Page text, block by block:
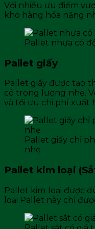
Với nhiều ưu điểm
kho hàng hóa nặng
Pallet nhựa có
Pallet giấy
Pallet giấy được tạo
có trọng lượng nhẹ.
và tối ưu chi phí xuất
Pallet giấy chỉ
nhẹ
Pallet kim loại
Pallet kim loại được
loại Pallet này chỉ